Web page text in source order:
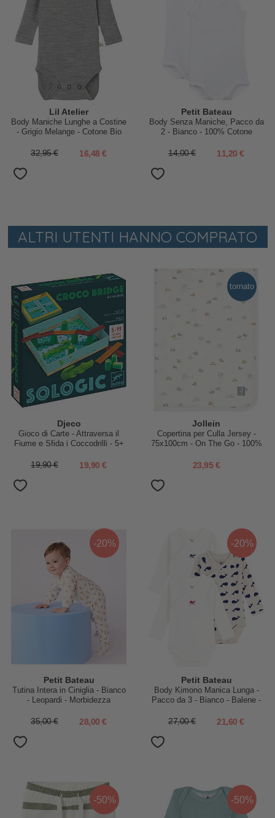
Lil Atelier
Body Maniche Lunghe a Costine
- Grigio Melange - Cotone Bio
32,95 € 16,48 €
Petit Bateau
Body Senza Maniche, Pacco da
2 - Bianco - 100% Cotone
14,00 € 11,20 €
ALTRI UTENTI HANNO COMPRATO
Djeco
Gioco di Carte - Attraversa il
Fiume e Sfida i Coccodrilli - 5+
19,90 € 19,90 €
tornato
Jollein
Copertina per Culla Jersey -
75x100cm - On The Go - 100%
23,95 €
-20%
Petit Bateau
Tutina Intera in Ciniglia - Bianco
- Leopardi - Morbidezza
35,00 € 28,00 €
-20%
Petit Bateau
Body Kimono Manica Lunga -
Pacco da 3 - Bianco - Balene -
27,00 € 21,60 €
-50% -50%